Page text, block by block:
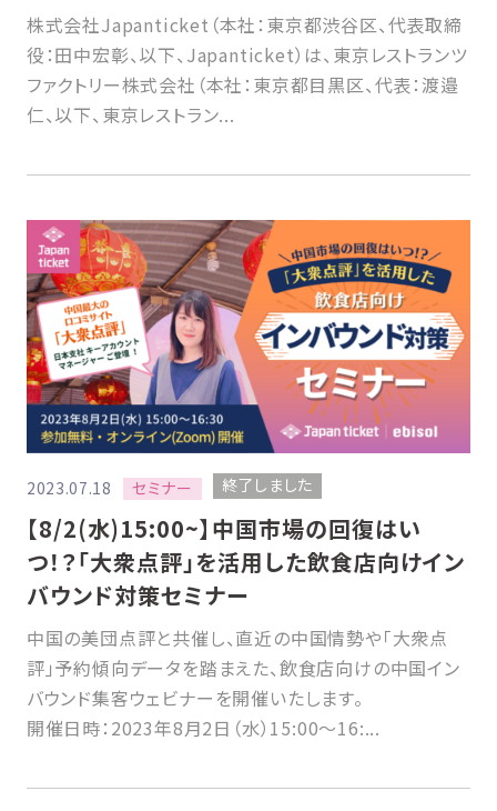
株式会社Japanticket（本社：東京都渋谷区、代表取締
役：田中宏彰、以下、Japanticket）は、東京レストランツ
ファクトリー株式会社（本社：東京都目黒区、代表：渡邉
仁、以下、東京レストラン...
2023.07.18 セミナー 終了しました
【8/2(水)15:00~】中国市場の回復はい
つ！？「大衆点評」を活用した飲食店向けイン
バウンド対策セミナー
中国の美団点評と共催し、直近の中国情勢や「大衆点
評」予約傾向データを踏まえた、飲食店向けの中国イン
バウンド集客ウェビナーを開催いたします。
開催日時：2023年8月2日（水）15:00〜16:...